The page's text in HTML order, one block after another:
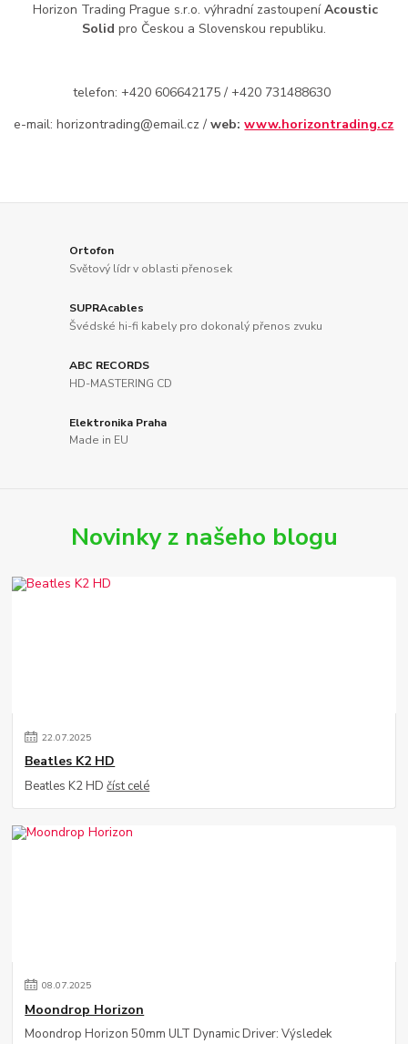
Horizon Trading Prague s.r.o. výhradní zastoupeníAcoustic
Solid pro Českou a Slovenskou republiku.
telefon: +420 606642175 / +420 731488630
e-mail: horizontrading@email.cz /web:www.horizontrading.cz
Ortofon
Světový lídr v oblasti přenosek
SUPRAcables
Švédské hi-fi kabely pro dokonalý přenos zvuku
ABC RECORDS
HD-MASTERING CD
Elektronika Praha
Made in EU
Novinky z našeho blogu
22.07.2025
Beatles K2 HD
Beatles K2 HDčíst celé
08.07.2025
Moondrop Horizon
Moondrop Horizon 50mm ULT Dynamic Driver: Výsledek